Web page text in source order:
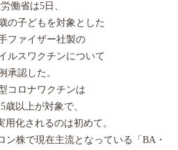
働省は5日、
の子どもを対象とした
ファイザー社製の
ルスワクチンについて
承認した。
コロナワクチンは
歳以上が対象で、
用化されるのは初めて。
ン株で現在主流となっている「BA・